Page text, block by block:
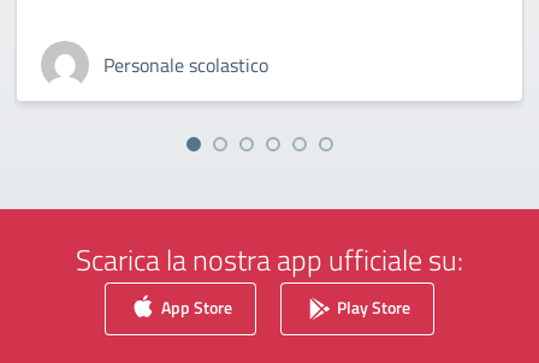
Personale scolastico
Scarica la nostra app ufficiale su:
App Store Play Store